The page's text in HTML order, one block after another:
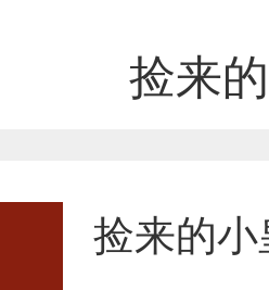
捡来
捡来的小